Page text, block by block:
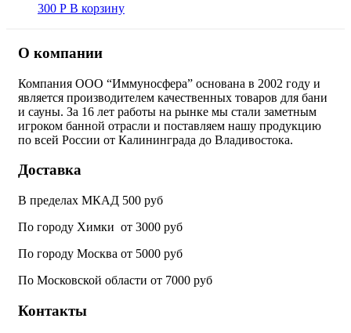
300 Р В корзину
О компании
Компания ООО “Иммуносфера” основана в 2002 году и
является производителем качественных товаров для бани
и сауны. За 16 лет работы на рынке мы стали заметным
игроком банной отрасли и поставляем нашу продукцию
по всей России от Калининграда до Владивостока.
Доставка
В пределах МКАД 500 руб
По городу Химки от 3000 руб
По городу Москва от 5000 руб
По Московской области от 7000 руб
Контакты